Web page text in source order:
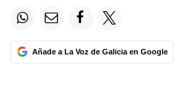
Añade a La Voz de Galicia en Google